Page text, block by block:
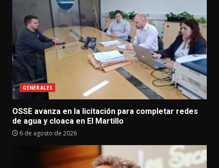
GENERALES
OSSE avanza en la licitación para completar redes
de agua y cloaca en El Martillo
6 de agosto de 2026